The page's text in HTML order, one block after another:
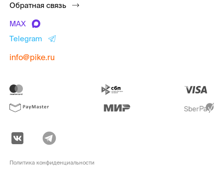
Обратная связь
MAX
Telegram
info@pike.ru
Политика конфиденциальности